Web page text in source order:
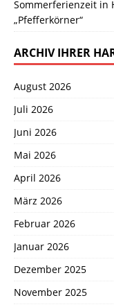
Sommerferienzeit in
„Pfefferkörner“
ARCHIV IHRER
August 2026
Juli 2026
Juni 2026
Mai 2026
April 2026
März 2026
Februar 2026
Januar 2026
Dezember 2025
November 2025